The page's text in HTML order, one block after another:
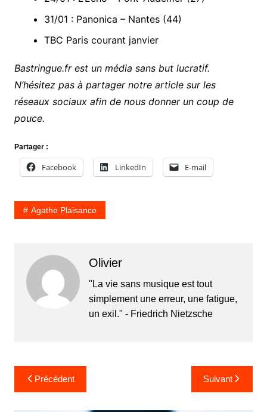
31/01 : Panonica – Nantes (44)
TBC Paris courant janvier
Bastringue.fr est un média sans but lucratif.
N’hésitez pas à partager notre article sur les
réseaux sociaux afin de nous donner un coup de
pouce.
Partager :
Facebook LinkedIn E-mail
Agathe Plaisance
Olivier
"La vie sans musique est tout
simplement une erreur, une fatigue,
un exil." - Friedrich Nietzsche
Navigation
de
Précédent Suivant